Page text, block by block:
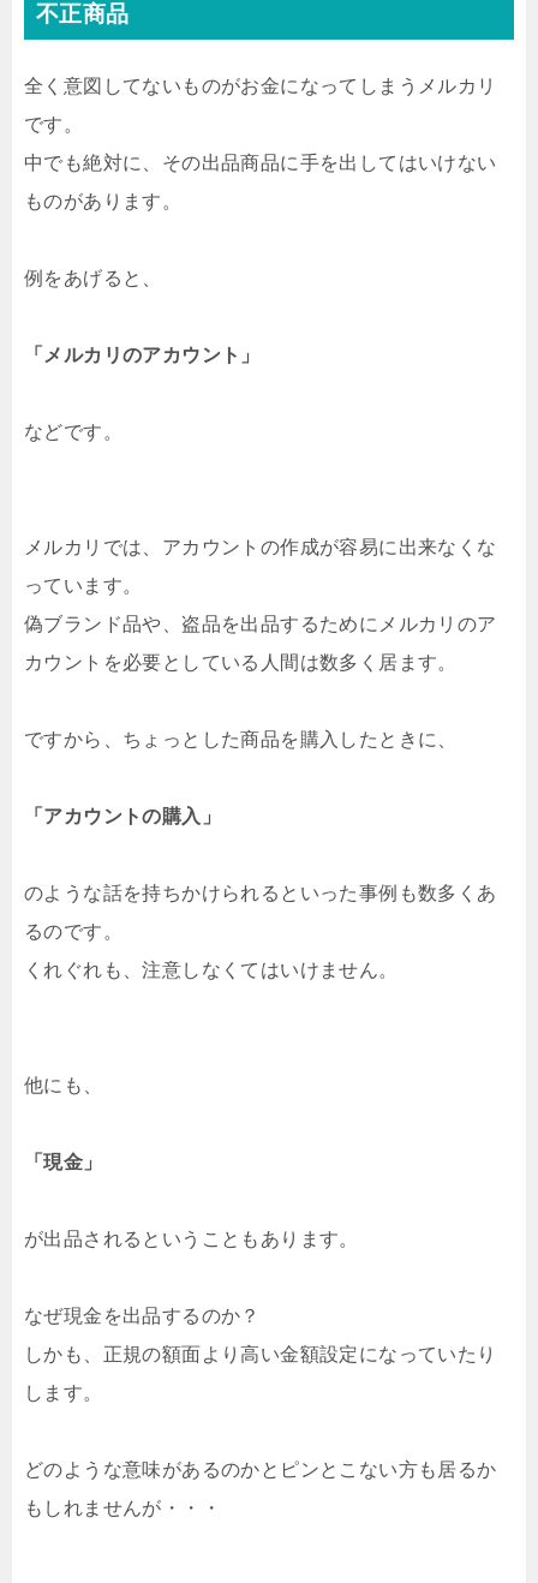
不正商品
全く意図してないものがお金になってしまうメルカリ
です。
中でも絶対に、その出品商品に手を出してはいけない
ものがあります。
例をあげると、
「メルカリのアカウント」
などです。
メルカリでは、アカウントの作成が容易に出来なくな
っています。
偽ブランド品や、盗品を出品するためにメルカリのア
カウントを必要としている人間は数多く居ます。
ですから、ちょっとした商品を購入したときに、
「アカウントの購入」
のような話を持ちかけられるといった事例も数多くあ
るのです。
くれぐれも、注意しなくてはいけません。
他にも、
「現金」
が出品されるということもあります。
なぜ現金を出品するのか？
しかも、正規の額面より高い金額設定になっていたり
します。
どのような意味があるのかとピンとこない方も居るか
もしれませんが・・・